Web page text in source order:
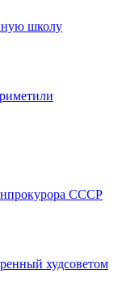
школу
СССР
худсоветом